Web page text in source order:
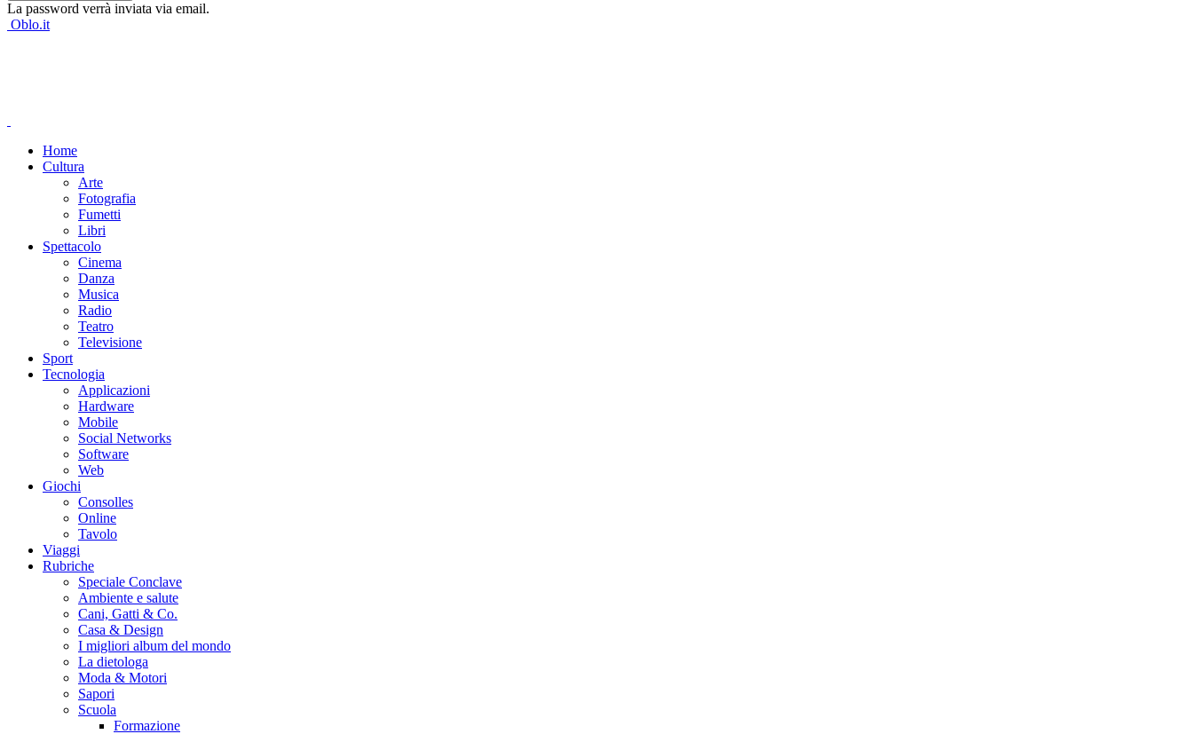
La password verrà inviata via email.
Oblo.it
Home
Cultura
Arte
Fotografia
Fumetti
Libri
Spettacolo
Cinema
Danza
Musica
Radio
Teatro
Televisione
Sport
Tecnologia
Applicazioni
Hardware
Mobile
Social Networks
Software
Web
Giochi
Consolles
Online
Tavolo
Viaggi
Rubriche
Speciale Conclave
Ambiente e salute
Cani, Gatti & Co.
Casa & Design
I migliori album del mondo
La dietologa
Moda & Motori
Sapori
Scuola
Formazione